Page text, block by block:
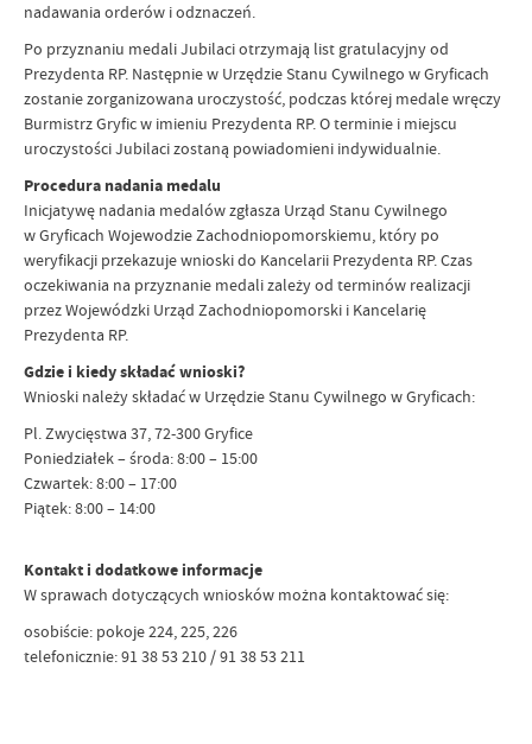
nadawania orderów i odznaczeń.
Po przyznaniu medali Jubilaci otrzymają list gratulacyjny od
Prezydenta RP. Następnie w Urzędzie Stanu Cywilnego w Gryficach
zostanie zorganizowana uroczystość, podczas której medale wręczy
Burmistrz Gryfic w imieniu Prezydenta RP. O terminie i miejscu
uroczystości Jubilaci zostaną powiadomieni indywidualnie.
Procedura nadania medalu
Inicjatywę nadania medalów zgłasza Urząd Stanu Cywilnego
w Gryficach Wojewodzie Zachodniopomorskiemu, który po
weryfikacji przekazuje wnioski do Kancelarii Prezydenta RP. Czas
oczekiwania na przyznanie medali zależy od terminów realizacji
przez Wojewódzki Urząd Zachodniopomorski i Kancelarię
Prezydenta RP.
Gdzie i kiedy składać wnioski?
Wnioski należy składać w Urzędzie Stanu Cywilnego w Gryficach:
Pl. Zwycięstwa 37, 72-300 Gryfice
Poniedziałek – środa: 8:00 – 15:00
Czwartek: 8:00 – 17:00
Piątek: 8:00 – 14:00
Kontakt i dodatkowe informacje
W sprawach dotyczących wniosków można kontaktować się:
osobiście: pokoje 224, 225, 226
telefonicznie: 91 38 53 210 / 91 38 53 211